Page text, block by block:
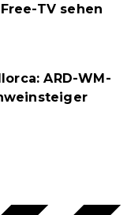
TV sehen
ARD-WM-